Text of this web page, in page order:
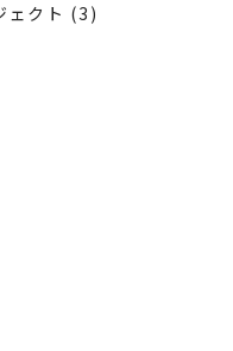
ェクト (3)